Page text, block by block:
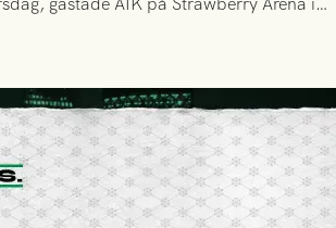
konstant hotande i första halvlek av